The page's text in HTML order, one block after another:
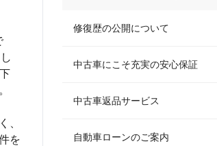
、
を
修復歴の公開について
中古車にこそ充実の安心保証
中古車返品サービス
自動車ローンのご案内